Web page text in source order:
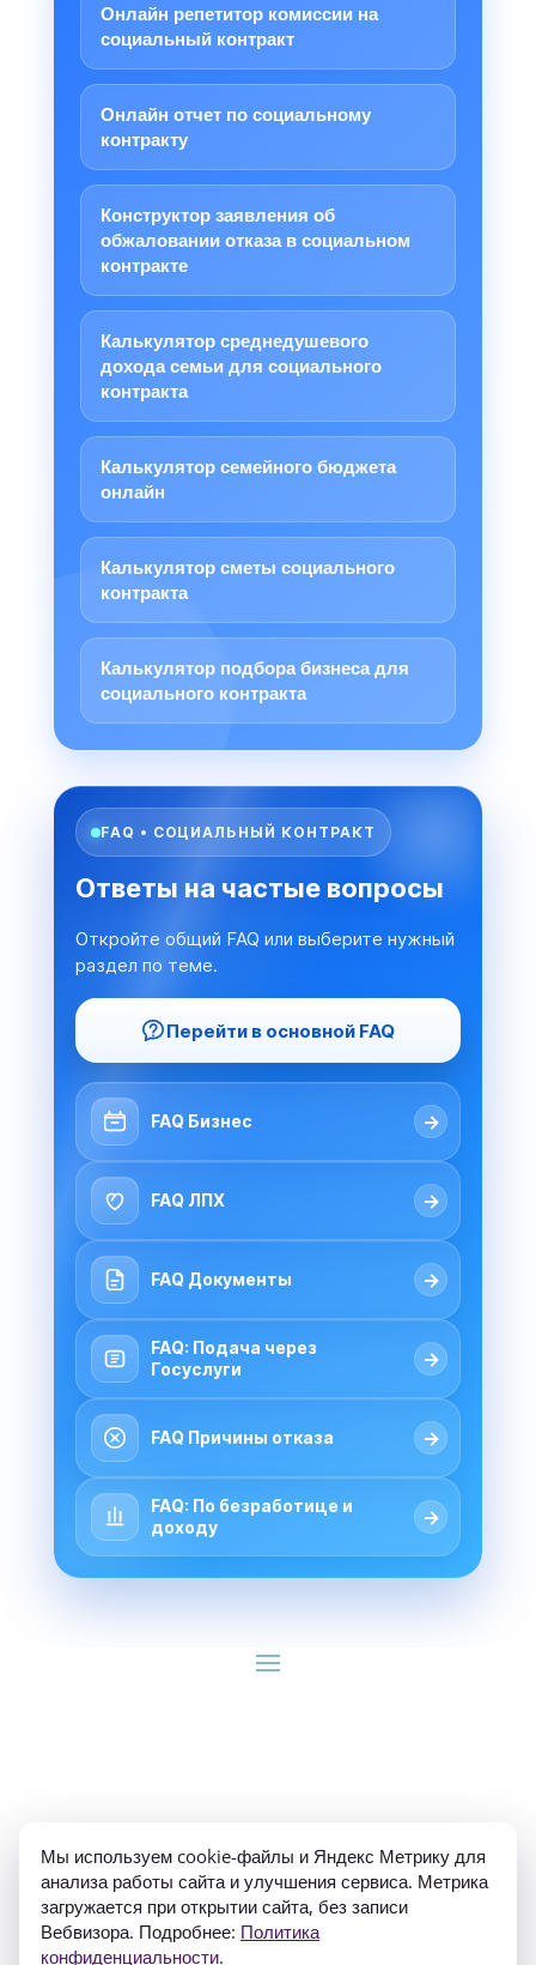
Онлайн репетитор комиссии на
социальный контракт
Онлайн отчет по социальному
контракту
Конструктор заявления об
обжаловании отказа в социальном
контракте
Калькулятор среднедушевого
дохода семьи для социального
контракта
Калькулятор семейного бюджета
онлайн
Калькулятор сметы социального
контракта
Калькулятор подбора бизнеса для
социального контракта
FAQ • СОЦИАЛЬНЫЙ КОНТРАКТ
Ответы на частые вопросы
Откройте общий FAQ или выберите нужный
раздел по теме.
Перейти в основной FAQ
FAQ Бизнес →
FAQ ЛПХ →
FAQ Документы →
FAQ: Подача через
Госуслуги
→
FAQ Причины отказа →
FAQ: По безработице и
доходу
→
ИП Гуляев Е.А. ОГРН 310784709900570 ИНН
781020474307
Мы используем cookie-файлы и Яндекс Метрику для
анализа работы сайта и улучшения сервиса. Метрика
загружается при открытии сайта, без записи
Вебвизора. Подробнее: Политика
конфиденциальности.